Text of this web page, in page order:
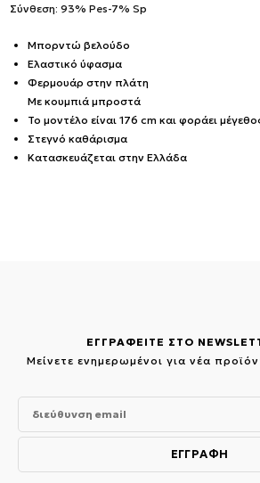
Σύνθεση: 93% Pes-7% Sp
Μπορντώ βελούδο
Ελαστικό ύφασμα
Φερμουάρ στην πλάτη
Με κουμπιά μπροστά
Το μοντέλο είναι 176 cm και φοράει
Στεγνό καθάρισμα
Κατασκευάζεται στην Ελλάδα
ΕΓΓΡΑΦΕΙΤΕ ΣΤΟ
Μείνετε ενημερωμένοι για νέα